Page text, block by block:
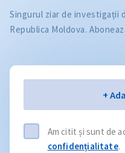
Singurul ziar de investigații
Republica Moldova.
+
Am citit și sunt de
confidențialitate.